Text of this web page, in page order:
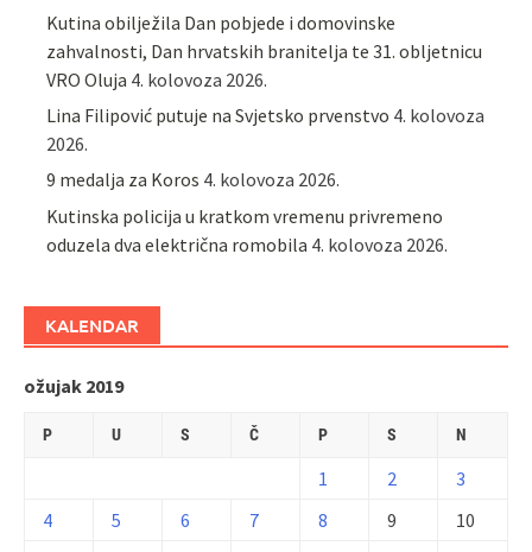
Kutina obilježila Dan pobjede i domovinske
zahvalnosti, Dan hrvatskih branitelja te 31. obljetnicu
VRO Oluja 4. kolovoza 2026.
Lina Filipović putuje na Svjetsko prvenstvo 4. kolovoza
2026.
9 medalja za Koros 4. kolovoza 2026.
Kutinska policija u kratkom vremenu privremeno
oduzela dva električna romobila 4. kolovoza 2026.
KALENDAR
ožujak 2019
P U S Č P S N
1 2
3
4
5 6 7 8 9
10